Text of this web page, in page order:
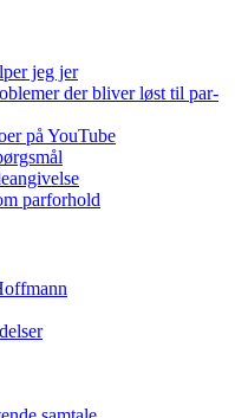
jeg jer
der bliver løst til par-
på YouTube
parforhold